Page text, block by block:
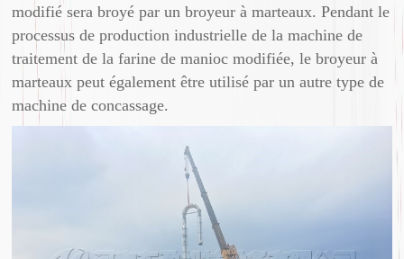
modifié sera broyé par un broyeur à marteaux. Pendant le
processus de production industrielle de la machine de
traitement de la farine de manioc modifiée, le broyeur à
marteaux peut également être utilisé par un autre type de
machine de concassage.